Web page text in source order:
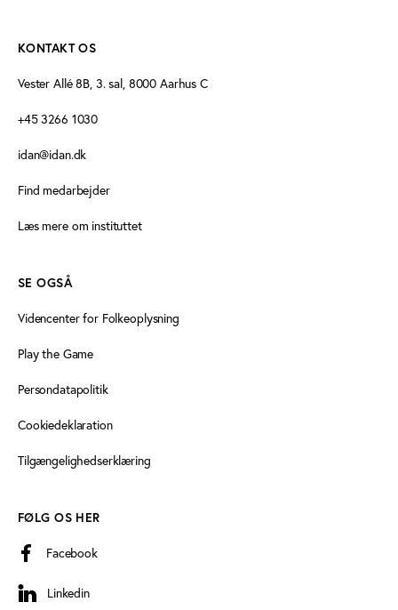
KONTAKT OS
Vester Allé 8B, 3. sal, 8000 Aarhus C
+45 3266 1030
idan@idan.dk
Find medarbejder
Læs mere om instituttet
SE OGSÅ
Videncenter for Folkeoplysning
Play the Game
Persondatapolitik
Cookiedeklaration
Tilgængelighedserklæring
FØLG OS HER
Facebook
Linkedin
Linkedin